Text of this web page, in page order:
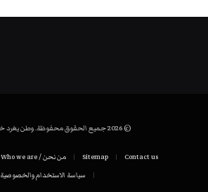
© 2026 جميع الحقوق محفوظة. وطن يغرد خارج السرب
Contact us
Sitemap من نحن / Who we are
سياسة الاستخدام والخصوصية